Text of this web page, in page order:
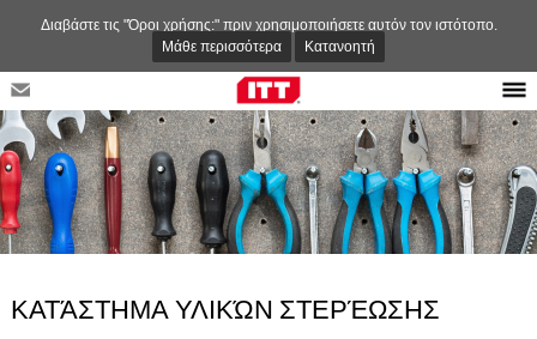
Διαβάστε τις "Όροι χρήσης:" πριν χρησιμοποιήσετε αυτόν τον ιστότοπο.
Μάθε περισσότερα
Κατανοητή
ΚΑΤΆΣΤΗΜΑ ΥΛΙΚΏΝ ΣΤΕΡΈΩΣΗΣ